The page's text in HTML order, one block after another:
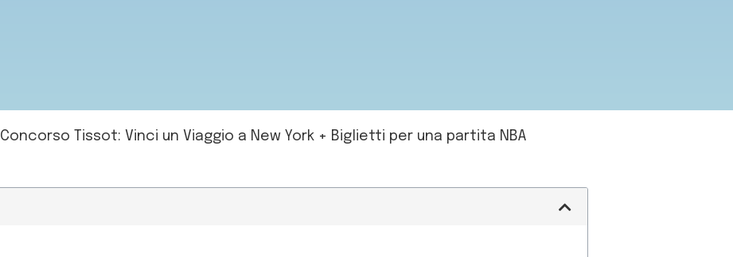
Concorso Tissot: Vinci un Viaggio a New York + Biglietti per una partita NBA